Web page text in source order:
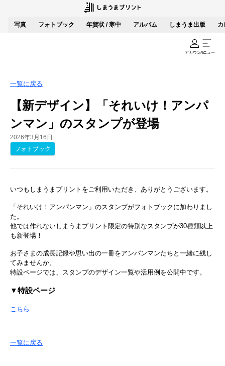
写真 フォトブック 年賀状 / 寒中 アルバム しまうま出版 カ
アカウントメニュー
一覧に戻る
【新デザイン】「それいけ！アンパ
ンマン」のスタンプが登場
2026年3月16日
フォトブック
いつもしまうまプリントをご利用いただき、ありがとうございます。
「それいけ！アンパンマン」のスタンプがフォトブックに加わりまし
た。
他では作れないしまうまプリント限定の特別なスタンプが30種類以上
も新登場！
お子さまの成長記録や思い出の一冊をアンパンマンたちと一緒に残し
てみませんか。
特設ページでは、スタンプのデザイン一覧や活用例を公開中です。
▼特設ページ
こちら
一覧に戻る